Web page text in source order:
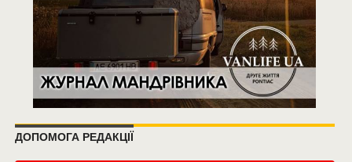
ДОПОМОГА РЕДАКЦІЇ